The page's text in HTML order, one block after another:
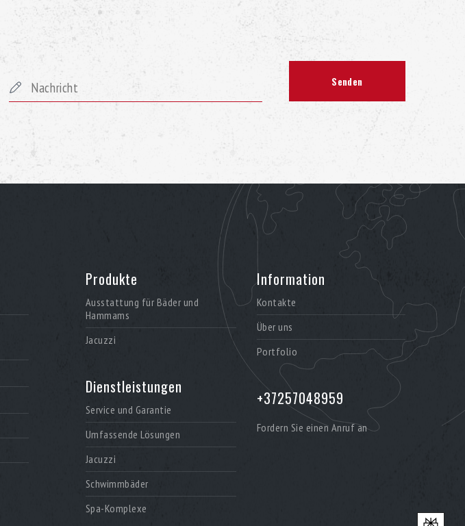
Produkte
Ausstattung für Bäder und
Hammams
Jacuzzi
Dienstleistungen
Service und Garantie
Umfassende Lösungen
Jacuzzi
Schwimmbäder
Spa-Komplexe
Information
Kontakte
Über uns
Portfolio
+37257048959
Fordern Sie einen Anruf an